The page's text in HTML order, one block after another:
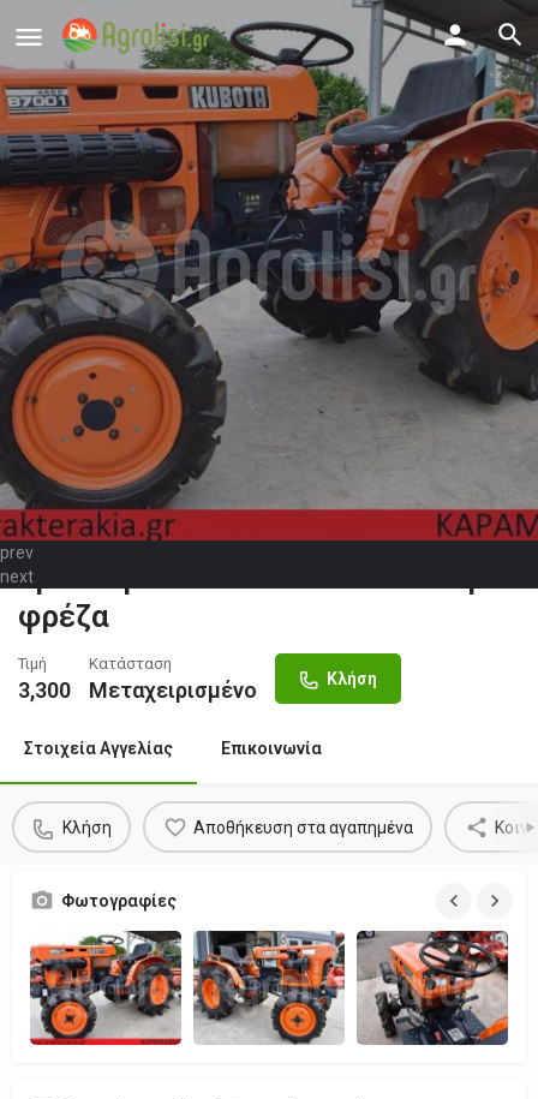
prev
nextΤρακτεράκι KUBOTA B 7001DT με
φρέζα
Τιμή
3,300
Κατάσταση
Μεταχειρισμένο Κλήση
Στοιχεία Αγγελίας Επικοινωνία
Κλήση Αποθήκευση στα αγαπημένα
Φωτογραφίες